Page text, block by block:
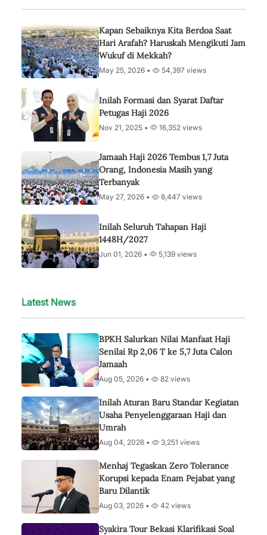
Kapan Sebaiknya Kita Berdoa Saat
Hari Arafah? Haruskah Mengikuti Jam
Wukuf di Mekkah?
May 25, 2026 • 54,397 views
Inilah Formasi dan Syarat Daftar
Petugas Haji 2026
Nov 21, 2025 • 16,352 views
Jamaah Haji 2026 Tembus 1,7 Juta
Orang, Indonesia Masih yang
Terbanyak
May 27, 2026 • 8,447 views
Inilah Seluruh Tahapan Haji
1448H/2027
Jun 01, 2026 • 5,139 views
Latest News
BPKH Salurkan Nilai Manfaat Haji
Senilai Rp 2,06 T ke 5,7 Juta Calon
Jamaah
Aug 05, 2026 • 82 views
Inilah Aturan Baru Standar Kegiatan
Usaha Penyelenggaraan Haji dan
Umrah
Aug 04, 2026 • 3,251 views
Menhaj Tegaskan Zero Tolerance
Korupsi kepada Enam Pejabat yang
Baru Dilantik
Aug 03, 2026 • 42 views
Syakira Tour Bekasi Klarifikasi Soal